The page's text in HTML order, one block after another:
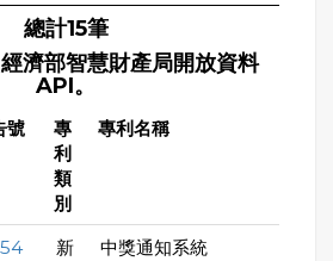
總計15筆
濟部智慧財產局開放資料
API。
號
專
利
類
別
專利名稱
新
中獎通知系統